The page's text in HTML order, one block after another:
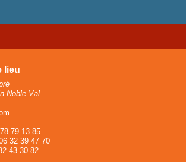
lieu
Noble Val
79 13 85
32 39 47 70
43 30 82